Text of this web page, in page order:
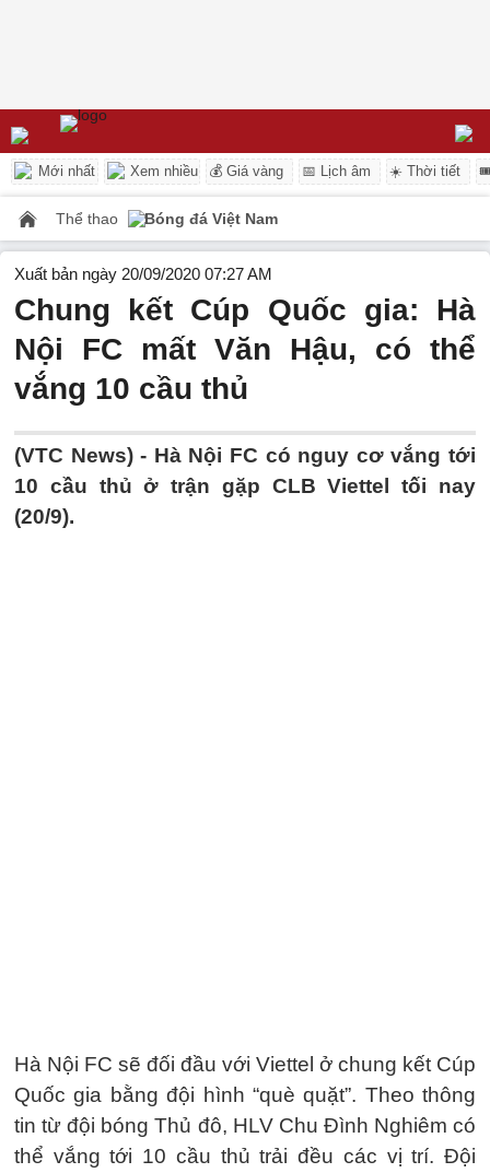
Mới nhất Xem nhiều 💰 Giá vàng 📅 Lịch âm ☀️ Thời tiết
Thể thao Bóng đá Việt Nam
Xuất bản ngày 20/09/2020 07:27 AM
Chung kết Cúp Quốc gia: Hà
Nội FC mất Văn Hậu, có thể
vắng 10 cầu thủ
(VTC News) - Hà Nội FC có nguy cơ vắng tới
10 cầu thủ ở trận gặp CLB Viettel tối nay
(20/9).
Hà Nội FC sẽ đối đầu với Viettel ở chung kết Cúp
Quốc gia bằng đội hình “què quặt”. Theo thông
tin từ đội bóng Thủ đô, HLV Chu Đình Nghiêm có
thể vắng tới 10 cầu thủ trải đều các vị trí. Đội